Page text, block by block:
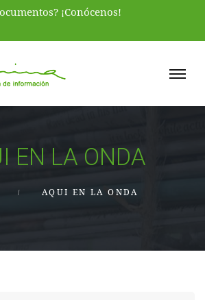
¡Conócenos!
EN LA ONDA
AQUI EN LA ONDA